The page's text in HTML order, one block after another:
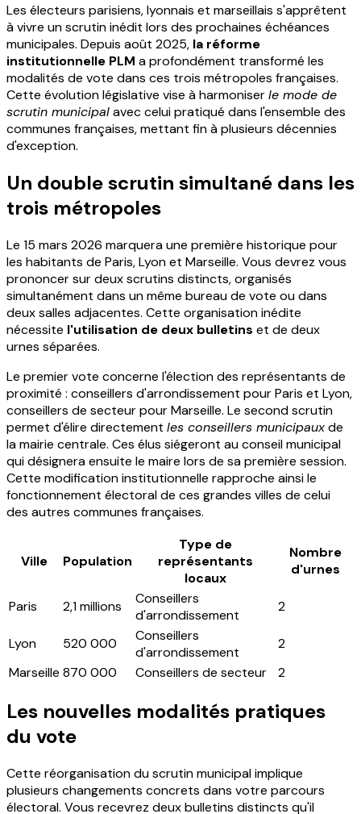
Les électeurs parisiens, lyonnais et marseillais s'apprêtent
à vivre un scrutin inédit lors des prochaines échéances
municipales. Depuis août 2025, la réforme
institutionnelle PLM a profondément transformé les
modalités de vote dans ces trois métropoles françaises.
Cette évolution législative vise à harmoniserle mode de
scrutin municipalavec celui pratiqué dans l'ensemble des
communes françaises, mettant fin à plusieurs décennies
d'exception.
Un double scrutin simultané dans les
trois métropoles
Le 15 mars 2026 marquera une première historique pour
les habitants de Paris, Lyon et Marseille. Vous devrez vous
prononcer sur deux scrutins distincts, organisés
simultanément dans un même bureau de vote ou dans
deux salles adjacentes. Cette organisation inédite
nécessite l'utilisation de deux bulletins et de deux
urnes séparées.
Le premier vote concerne l'élection des représentants de
proximité : conseillers d'arrondissement pour Paris et Lyon,
conseillers de secteur pour Marseille. Le second scrutin
permet d'élire directement les conseillers municipauxde
la mairie centrale. Ces élus siégeront au conseil municipal
qui désignera ensuite le maire lors de sa première session.
Cette modification institutionnelle rapproche ainsi le
fonctionnement électoral de ces grandes villes de celui
des autres communes françaises.
Ville Population
Type de
représentants
locaux
Nombre
d'urnes
Paris 2,1 millions
Conseillers
d'arrondissement
2
Lyon 520 000
Conseillers
d'arrondissement
2
Marseille 870 000 Conseillers de secteur 2
Les nouvelles modalités pratiques
du vote
Cette réorganisation du scrutin municipal implique
plusieurs changements concrets dans votre parcours
électoral. Vous recevrez deux bulletins distincts qu'il